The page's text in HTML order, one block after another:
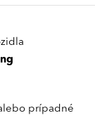
prípadné